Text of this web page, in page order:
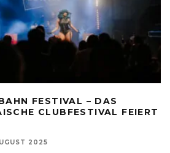
FESTIVAL – DAS
CLUBFESTIVAL FEIERT J
2025